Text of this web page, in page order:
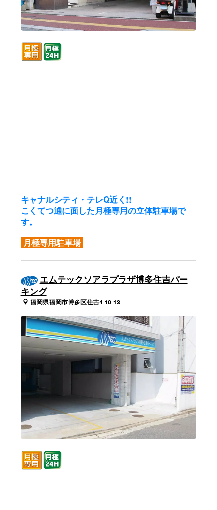
キャナルシティ・テレQ近く!!
こくてつ通に面した月極専用の立体駐車場で
す。
月極専用駐車場
エムテックソアラプラザ博多住吉パー
キング
福岡県福岡市博多区住吉4-10-13